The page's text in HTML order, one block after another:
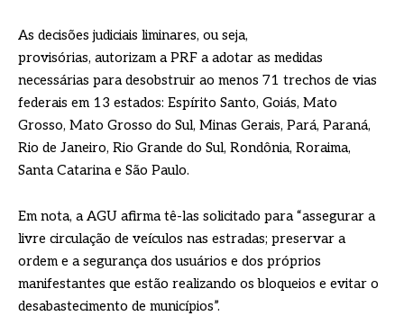
As decisões judiciais liminares, ou seja,
provisórias, autorizam a PRF a adotar as medidas
necessárias para desobstruir ao menos 71 trechos de vias
federais em 13 estados: Espírito Santo, Goiás, Mato
Grosso, Mato Grosso do Sul, Minas Gerais, Pará, Paraná,
Rio de Janeiro, Rio Grande do Sul, Rondônia, Roraima,
Santa Catarina e São Paulo.
Em nota, a AGU afirma tê-las solicitado para “assegurar a
livre circulação de veículos nas estradas; preservar a
ordem e a segurança dos usuários e dos próprios
manifestantes que estão realizando os bloqueios e evitar o
desabastecimento de municípios”.